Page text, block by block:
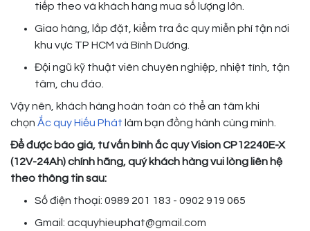
tiếp theo và khách hàng mua số lượng lớn.
Giao hàng, lắp đặt, kiểm tra ắc quy miễn phí tận nơi
khu vực TP HCM và Bình Dương.
Đội ngũ kỹ thuật viên chuyên nghiệp, nhiệt tình, tận
tâm, chu đáo.
Vậy nên, khách hàng hoàn toàn có thể an tâm khi
chọn Ắc quy Hiếu Phát làm bạn đồng hành cùng mình.
Để được báo giá, tư vấn bình ắc quy Vision CP12240E-X
(12V-24Ah) chính hãng, quý khách hàng vui lòng liên hệ
theo thông tin sau:
Số điện thoại: 0989 201 183 - 0902 919 065
Gmail: acquyhieuphat@gmail.com